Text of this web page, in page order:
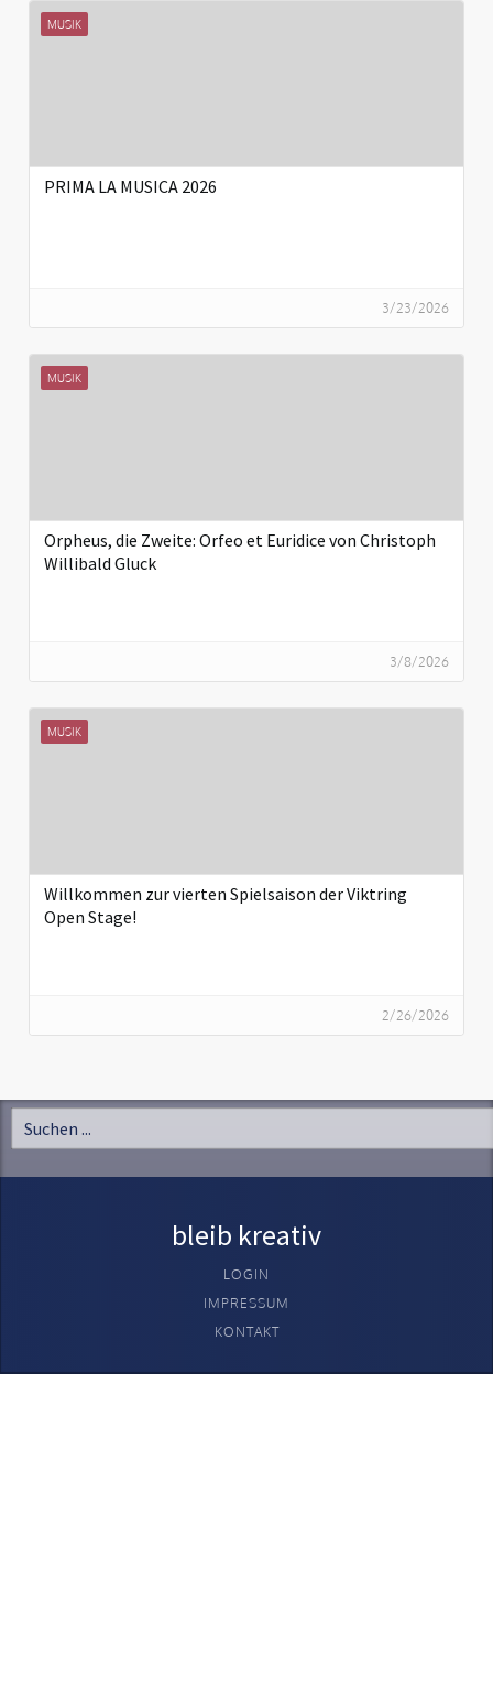
MUSIK
PRIMA LA MUSICA 2026
3/23/2026
MUSIK
Orpheus, die Zweite: Orfeo et Euridice von Christoph
Willibald Gluck
3/8/2026
MUSIK
Willkommen zur vierten Spielsaison der Viktring
Open Stage!
2/26/2026
bleib kreativ
LOGIN
IMPRESSUM
KONTAKT